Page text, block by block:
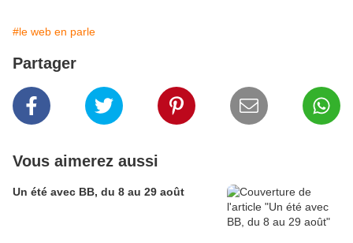
#le web en parle
Partager
Vous aimerez aussi
Un été avec BB, du 8 au 29 août